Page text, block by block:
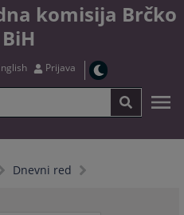
komisija Brčko
Prijava
Dnevni red